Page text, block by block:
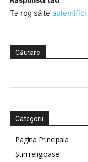
Te rog să te autentifici
Căutare
Categorii
Pagina Principala
Știri religioase